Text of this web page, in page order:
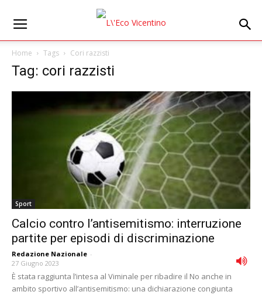
Home Tags Cori razzisti
Tag: cori razzisti
Sport
Calcio contro l’antisemitismo: interruzione
partite per episodi di discriminazione
Redazione Nazionale -
27 Giugno 2023
È stata raggiunta l’intesa al Viminale per ribadire il No anche in
ambito sportivo all’antisemitismo: una dichiarazione congiunta